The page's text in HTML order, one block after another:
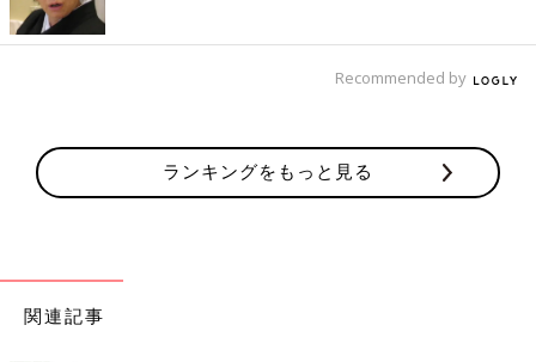
Recommended by
ランキングをもっと見る
関連記事